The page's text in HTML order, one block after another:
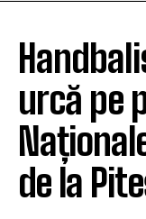
urcă pe
de la